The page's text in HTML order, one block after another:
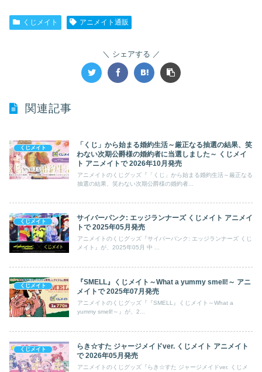
くじメイト アニメイト通販
シェアする
関連記事
くじメイト
「くじ」から始まる婚約生活～厳正なる抽選の結果、笑
わない次期公爵様の婚約者に当選しました～ くじメイ
ト アニメイトで 2026年10月発売
アニメイトのくじグッズ『「くじ」から始まる婚約生活～厳正なる
抽選の結果、笑わない次期公爵様の婚約者...
くじメイト
サイバーパンク: エッジランナーズ くじメイト アニメイ
トで 2025年05月発売
アニメイトのくじグッズ『サイバーパンク: エッジランナーズ くじ
メイト』が、2025年05月 中 ...
くじメイト
『SMELL』くじメイト～What a yummy smell!～ アニ
メイトで 2025年07月発売
アニメイトのくじグッズ『『SMELL』くじメイト～What a
yummy smell!～』が、2...
くじメイト
らき☆すた ジャージメイドver. くじメイト アニメイト
で 2026年05月発売
アニメイトのくじグッズ『らき☆すた ジャージメイドver. くじメ